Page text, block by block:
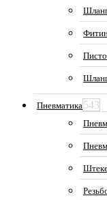
Пневматика543